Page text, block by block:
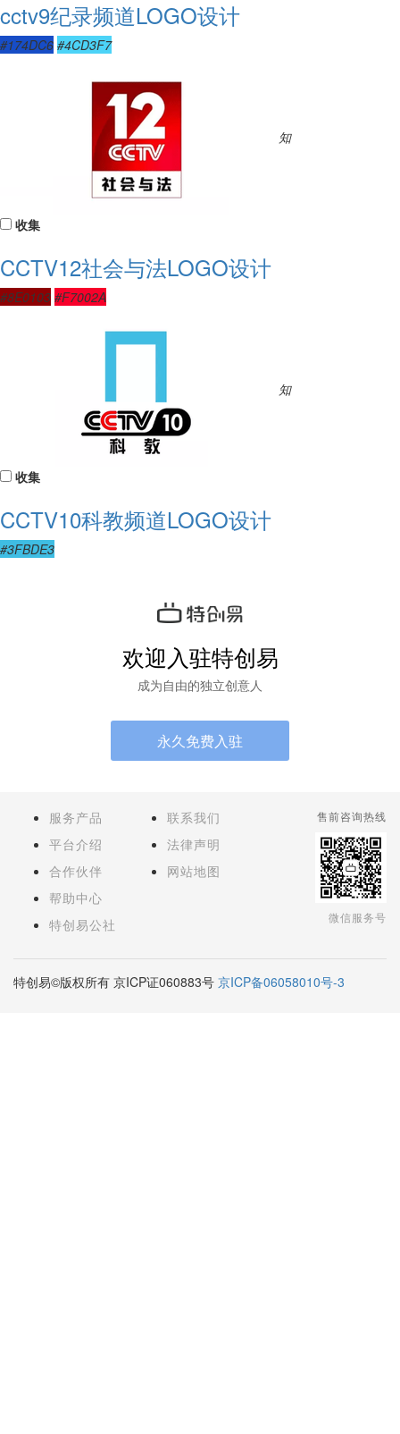
cctv9纪录频道LOGO设计
#174DC6 #4CD3F7
知
收集
CCTV12社会与法LOGO设计
#8E0103 #F7002A
知
收集
CCTV10科教频道LOGO设计
#3FBDE3
欢迎入驻特创易
成为自由的独立创意人
永久免费入驻
服务产品
平台介绍
合作伙伴
帮助中心
特创易公社
联系我们
法律声明
网站地图
售前咨询热线
微信服务号
特创易©版权所有 京ICP证060883号 京ICP备06058010号-3